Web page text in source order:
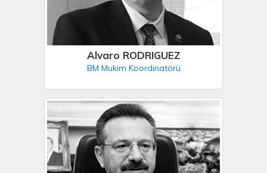
Alvaro RODRIGUEZ
BM Mukim Koordinatörü